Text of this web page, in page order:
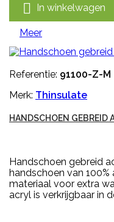
 In winkelwagen
Meer
Referentie: 91100-Z-M
Merk: Thinsulate
HANDSCHOEN GEBREID
Handschoen gebreid
handschoen van
materiaal voor extra
acryl is verkrijgbaar in